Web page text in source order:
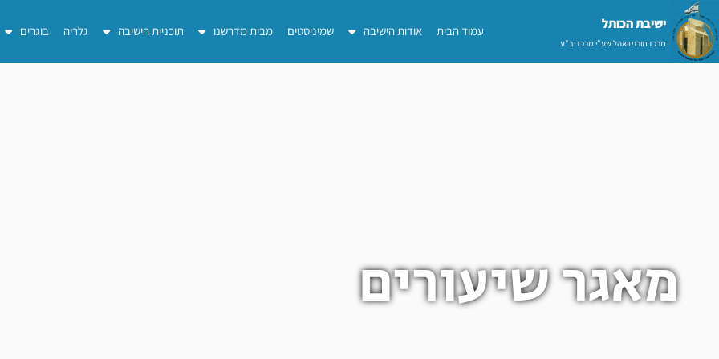
דילוג
לתוכן
ישיבת הכותל​
מרכז תורני וואהל שע"י מרכז יב"ע
עמוד הבית אודות הישיבה שמיניסטים מבית מדרשנו תוכניות הישיבה גלריה בוגרים
מאגר שיעורים